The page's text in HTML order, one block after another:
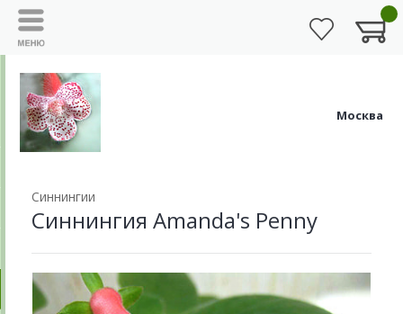
Москва
Синнингии
Синнингия Amanda's Penny